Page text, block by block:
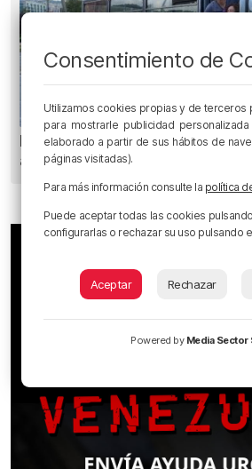
Planes para esta semana en
alrededores: del 4 al 10 de
Consentimiento de
Utilizamos cookies propias y de terceros
para mostrarle publicidad
elaborado a partir de sus hábitos de
páginas visitadas).
Para más información consulte la política
Puede aceptar todas las cookies
configurarlas o rechazar su uso pulsando
Aceptar Rechazar
Powered by Media Sector